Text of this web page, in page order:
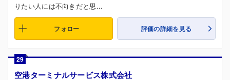
りたい人には不向きだと思...
フォロー 評価の詳細を見る
29
空港ターミナルサービス株式会社